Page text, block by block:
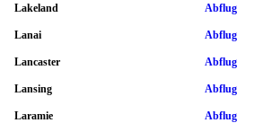
Lakeland Abflug
Lanai Abflug
Lancaster Abflug
Lansing Abflug
Laramie Abflug